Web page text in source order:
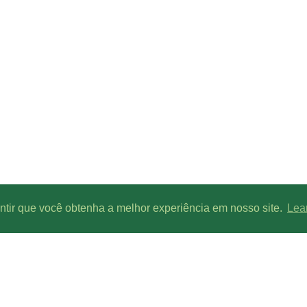
que você obtenha a melhor experiência em nosso site.